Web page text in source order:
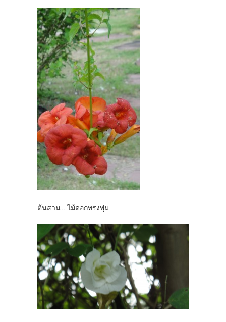
ต้นสาม... ไม้ดอกทรงพุ่ม